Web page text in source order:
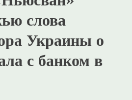
слова
Украины о
с банком в